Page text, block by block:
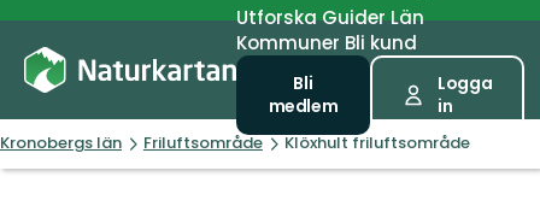
UtforskaGuiderLän
Kommuner Bli kund
Bli
medlem
Logga
in
Kronobergs län Friluftsområde Klöxhult friluftsområde